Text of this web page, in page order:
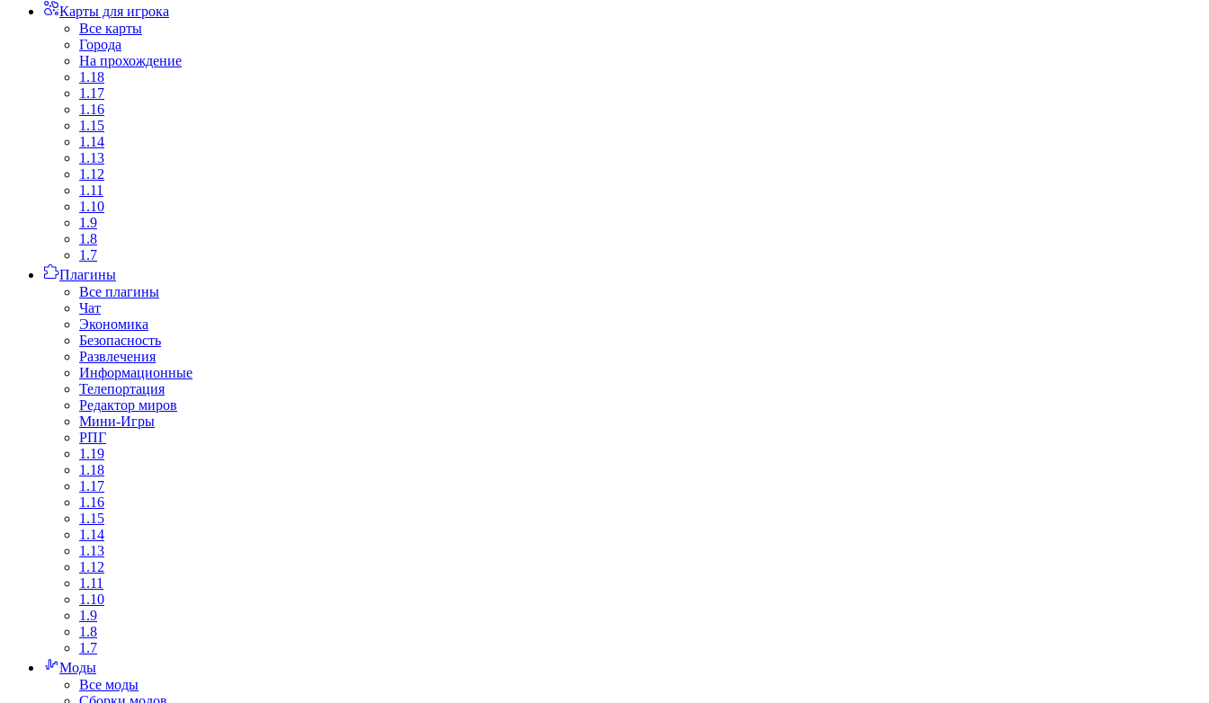
Карты для игрока
Все карты
Города
На прохождение
1.18
1.17
1.16
1.15
1.14
1.13
1.12
1.11
1.10
1.9
1.8
1.7
Плагины
Все плагины
Чат
Экономика
Безопасность
Развлечения
Информационные
Телепортация
Редактор миров
Мини-Игры
РПГ
1.19
1.18
1.17
1.16
1.15
1.14
1.13
1.12
1.11
1.10
1.9
1.8
1.7
Моды
Все моды